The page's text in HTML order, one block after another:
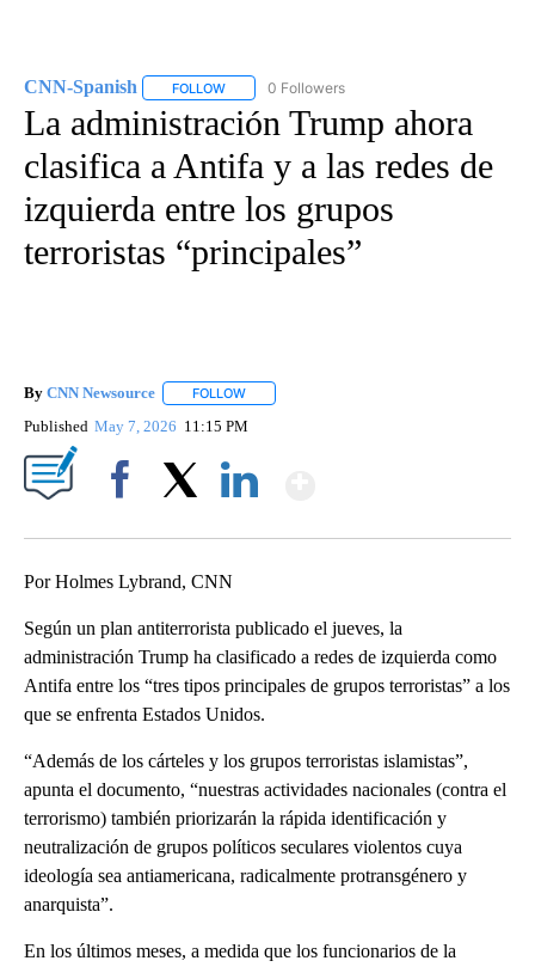
CNN-Spanish FOLLOW FOLLOW "CNN-SPANISH" TO RECEIVE
0 Followers
La administración Trump ahora
clasifica a Antifa y a las redes de
izquierda entre los grupos
terroristas “principales”
By CNN Newsource FOLLOW
Published May 7, 2026 11:15 PM
Por Holmes Lybrand, CNN
Según un plan antiterrorista publicado el jueves, la
administración Trump ha clasificado a redes de izquierda como
Antifa entre los “tres tipos principales de grupos terroristas” a los
que se enfrenta Estados Unidos.
“Además de los cárteles y los grupos terroristas islamistas”,
apunta el documento, “nuestras actividades nacionales (contra el
terrorismo) también priorizarán la rápida identificación y
neutralización de grupos políticos seculares violentos cuya
ideología sea antiamericana, radicalmente protransgénero y
anarquista”.
En los últimos meses, a medida que los funcionarios de la